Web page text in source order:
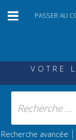
PASSER AU
VOTRE
Recherche avancée |